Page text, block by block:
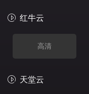
红牛云
高清
天堂云